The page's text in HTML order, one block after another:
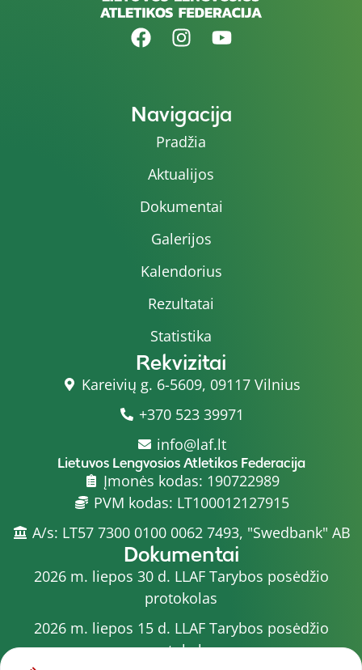
Navigacija
Pradžia
Aktualijos
Dokumentai
Galerijos
Kalendorius
Rezultatai
Statistika
Rekvizitai
Kareivių g. 6-5609, 09117 Vilnius
+370 523 39971
info@laf.lt
Lietuvos Lengvosios Atletikos Federacija
Įmonės kodas: 190722989
PVM kodas: LT100012127915
A/s: LT57 7300 0100 0062 7493, "Swedbank" AB
Dokumentai
2026 m. liepos 30 d. LLAF Tarybos posėdžio
protokolas
2026 m. liepos 15 d. LLAF Tarybos posėdžio
protokolas